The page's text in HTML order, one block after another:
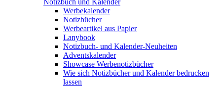
Notizbuch und Kalender
Werbekalender
Notizbücher
Werbeartikel aus Papier
Lanybook
Notizbuch- und Kalender-Neuheiten
Adventskalender
Showcase Werbenotizbücher
Wie sich Notizbücher und Kalender bedrucken
lassen